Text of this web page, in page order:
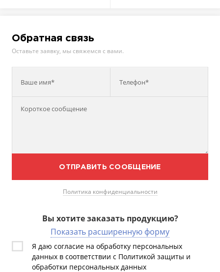
Обратная связь
Оставьте заявку, мы свяжемся с вами.
Ваше имя* Телефон*
ОТПРАВИТЬ СООБЩЕНИЕ
Вы хотите заказать продукцию?
Показать расширенную форму
Политика конфиденциальности
Я даю согласие на обработку персональных
данных в соответствии с Политикой защиты и
обработки персональных данных